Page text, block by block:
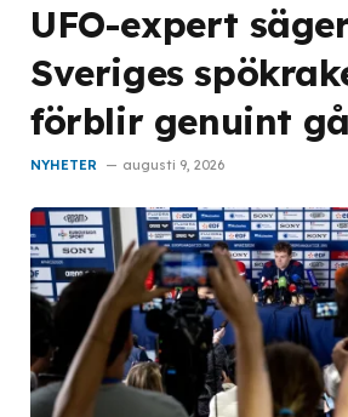
UFO-expert
Sveriges
förblir genuint
NYHETER augusti 9, 2026